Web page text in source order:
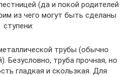
(да и покой родителей
из чего могут быть сделаны
ступени:
трубы (обычно
Безусловно, труба прочная, но
гладкая и скользкая. Для